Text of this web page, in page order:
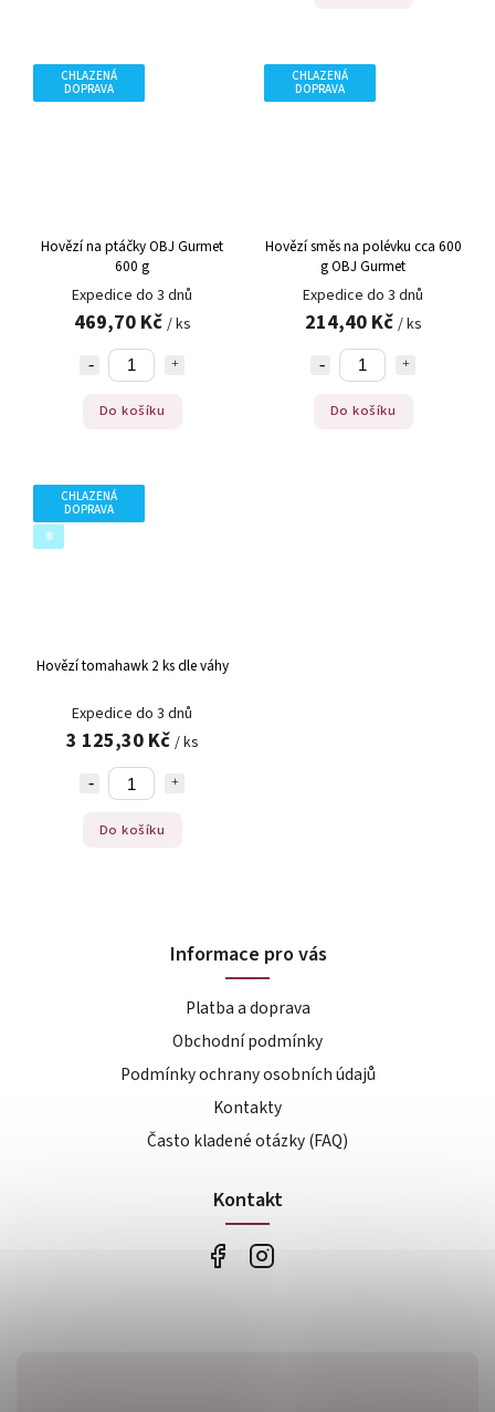
CHLAZENÁ
DOPRAVA
Hovězí na ptáčky OBJ Gurmet
600 g
Expedice do 3 dnů
469,70 Kč / ks
Do košíku
CHLAZENÁ
DOPRAVA
Hovězí směs na polévku cca 600
g OBJ Gurmet
Expedice do 3 dnů
214,40 Kč / ks
Do košíku
CHLAZENÁ
DOPRAVA
❄️
Hovězí tomahawk 2 ks dle váhy
Expedice do 3 dnů
3 125,30 Kč / ks
Do košíku
Informace pro vás
Platba a doprava
Obchodní podmínky
Podmínky ochrany osobních údajů
Kontakty
Často kladené otázky (FAQ)
Kontakt